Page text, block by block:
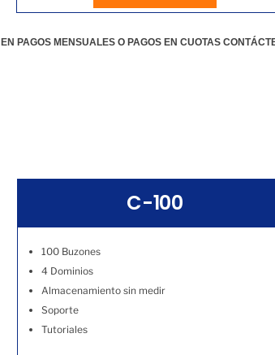
PAGOS MENSUALES O PAGOS EN CUOTAS
C-100
100 Buzones
4 Dominios
Almacenamiento sin medir
Soporte
Tutoriales